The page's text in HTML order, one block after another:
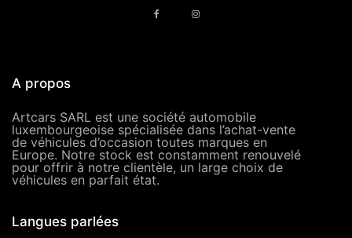
A propos
Artcars SARL est une société automobile
luxembourgeoise spécialisée dans l’achat-vente
de véhicules d’occasion toutes marques en
Europe. Notre stock est constamment renouvelé
pour offrir à notre clientèle, un large choix de
véhicules en parfait état.
Langues parlées